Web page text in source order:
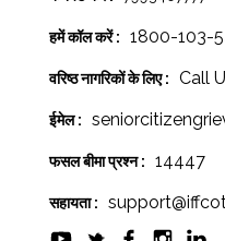
हमें कॉल करें : 1800-103-
वरिष्ठ नागरिकों के लिए : Call
ईमेल :
फसल बीमा प्रश्न : 14447
सहायता :